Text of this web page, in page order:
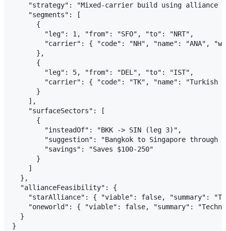
"strategy": "Mixed-carrier build using alliance
    "segments": [
      {
        "leg": 1, "from": "SFO", "to": "NRT",
"carrier": { "code": "NH", "name": "ANA",
      },
      {
        "leg": 5, "from": "DEL", "to": "IST",
"carrier": { "code": "TK", "name": "Turkish
      }
    ],
    "surfaceSectors": [
      {
        "insteadOf": "BKK -> SIN (leg 3)",
"suggestion": "Bangkok to Singapore through
        "savings": "Saves $100-250"
      }
    ]
  },
  "allianceFeasibility": {
"starAlliance": { "viable": false, "summary":
"oneworld": { "viable": false, "summary":
  }